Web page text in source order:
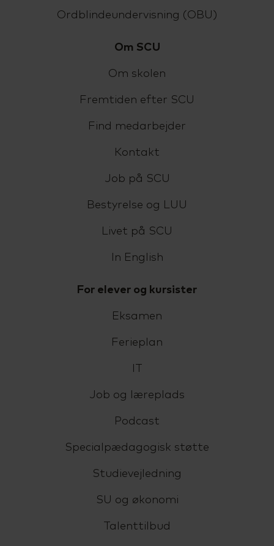
Ordblindeundervisning (OBU)
Om SCU
Om skolen
Fremtiden efter SCU
Find medarbejder
Kontakt
Job på SCU
Bestyrelse og LUU
Livet på SCU
In English
For elever og kursister
Eksamen
Ferieplan
Job og læreplads
Podcast
Specialpædagogisk støtte
Studievejledning
SU og økonomi
Talenttilbud